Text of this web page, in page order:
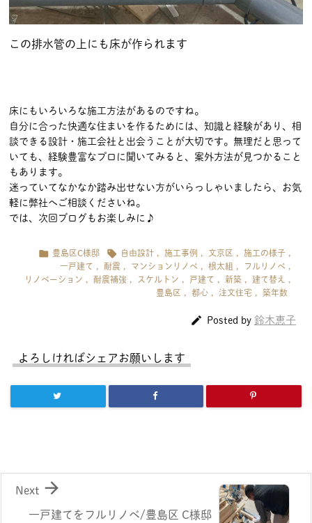
この排水管の上にも床が作られます
床にもいろいろな施工方法があるのですね。
自分に合った快適な住まいを作るためには、知識と経験があり、相
談できる設計・施工会社と出会うことが大切です。無理だと思って
いても、経験豊富なプロに聞いてみると、案外方法が見つかること
もあります。
迷っていてなかなか踏み出せない方がいらっしゃいましたら、お気
軽に弊社へご相談くださいね。
では、次回ブログもお楽しみに♪
 豊島区C様邸  自由設計 施工事例 文京区 施工の様子
一戸建て
耐震 マンションリノベ 根太組 フルリノベ
リノベーション
耐震補強 スケルトン 戸建て 新築 建て替え
豊島区
都心 注文住宅 築年数
 Posted by 鈴木恵子
よろしければシェアお願いします
一戸建てをフルリノベ/豊島区 C様邸

Next